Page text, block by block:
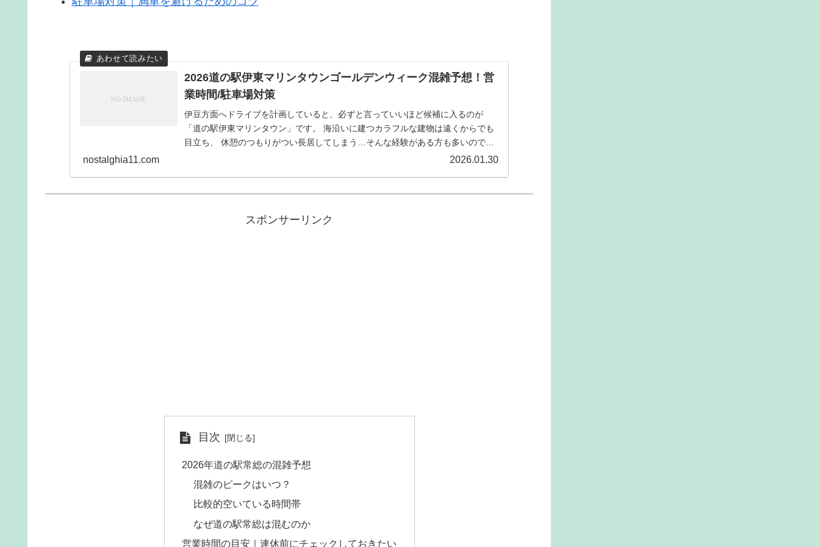
2026道の駅伊東マリンタウンゴールデンウィーク混雑予想！営
業時間/駐車場対策
伊豆方面へドライブを計画していると、必ずと言っていいほど候補に入るのが
「道の駅伊東マリンタウン」です。 海沿いに建つカラフルな建物は遠くからでも
目立ち、 休憩のつもりがつい長居してしまう…そんな経験がある方も多いのでは
nostalghia11.com 2026.01.30
スポンサーリンク
目次
2026年道の駅常総の混雑予想
混雑のピークはいつ？
比較的空いている時間帯
なぜ道の駅常総は混むのか
営業時間の目安｜連休前にチェックしておきたい